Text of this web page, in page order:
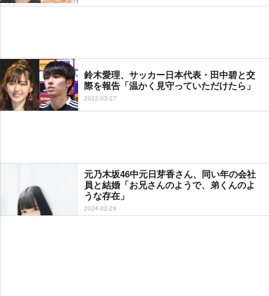
鈴木愛理、サッカー日本代表・田中碧と交
際を報告「温かく見守っていただけたら」
2022-03-27
元乃木坂46中元日芽香さん、同い年の会社
員と結婚「お兄さんのようで、弟くんのよ
うな存在」
2024-02-28